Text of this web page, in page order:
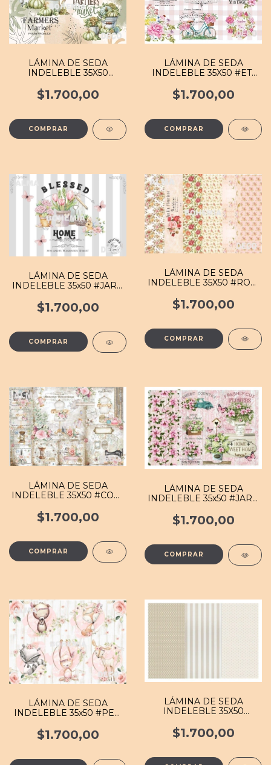
LÁMINA DE SEDA
INDELEBLE 35X50
$1.700,00
LÁMINA DE SEDA
INDELEBLE 35X50 #ETI
$1.700,00
LÁMINA DE SEDA
INDELEBLE 35x50 #JARD
$1.700,00
LÁMINA DE SEDA
INDELEBLE 35X50 #ROM
$1.700,00
LÁMINA DE SEDA
INDELEBLE 35X50 #COST
$1.700,00
LÁMINA DE SEDA
INDELEBLE 35x50 #JARD
$1.700,00
LÁMINA DE SEDA
INDELEBLE 35x50 #PEQ
$1.700,00
LÁMINA DE SEDA
INDELEBLE 35X50
$1.700,00